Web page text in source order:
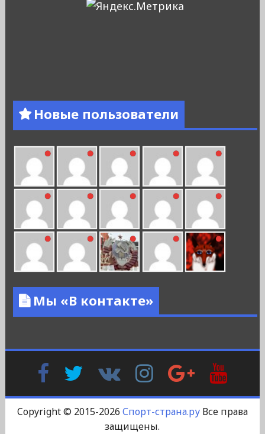
Новые пользователи
Мы «В контакте»
FacebookTwitter
Контакте
InstagramGoogle
Plus
Copyright © 2015-2026 Спорт-страна.руВсе права
защищены.